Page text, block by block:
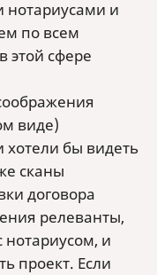
нотариусами и
по всем
этой сфере
виде)
хотели бы видеть
сканы
договора
релеванты,
нотариусом, и
проект. Если